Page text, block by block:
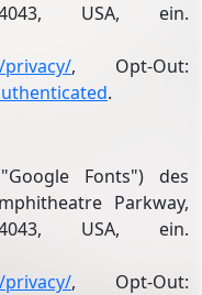
USA, ein.
, Opt-Out:
.
Fonts") des
Parkway,
USA, ein.
, Opt-Out: